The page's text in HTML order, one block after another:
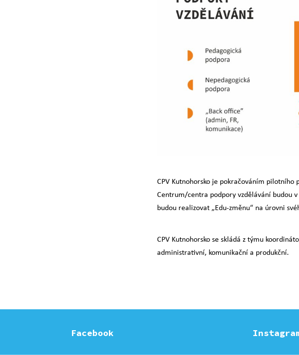
CPV Kutnohorsko je pokračováním
Centrum/centra podpory vzdělávání budou
budou realizovat „Edu-změnu“ na úrovni
CPV Kutnohorsko se skládá z týmu
administrativní, komunikační a produkční.
Facebook